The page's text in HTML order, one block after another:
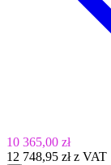
10 365,00 zł
12 748,95 zł z VAT